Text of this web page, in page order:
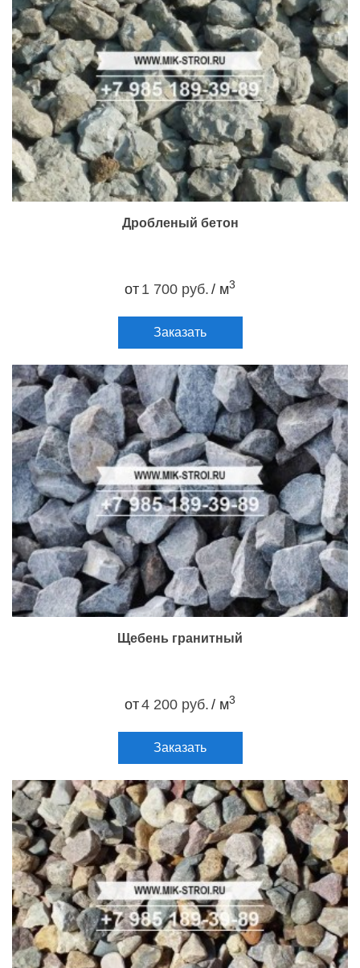
Дробленый бетон
от 1 700 руб. / м3
Заказать
Щебень гранитный
от4 200 руб. / м3
Заказать